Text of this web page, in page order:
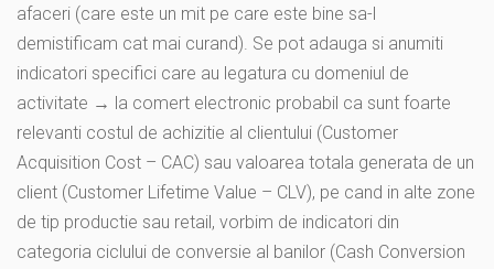
afaceri (care este un mit pe care este bine sa-l
demistificam cat mai curand). Se pot adauga si anumiti
indicatori specifici care au legatura cu domeniul de
activitate → la comert electronic probabil ca sunt foarte
relevanti costul de achizitie al clientului (Customer
Acquisition Cost – CAC) sau valoarea totala generata de un
client (Customer Lifetime Value – CLV), pe cand in alte zone
de tip productie sau retail, vorbim de indicatori din
categoria ciclului de conversie al banilor (Cash Conversion